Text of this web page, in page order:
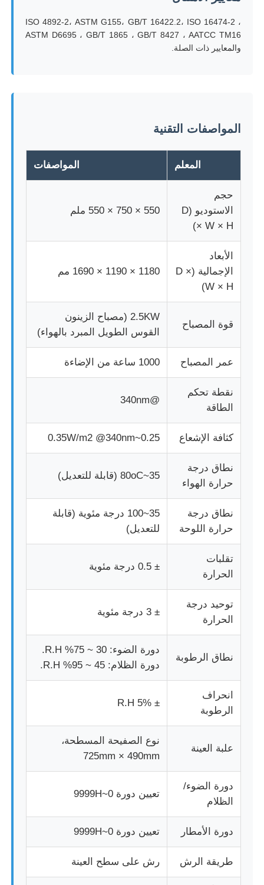
آلة اختبار التأثير
معدات اختبار مواد البناء
معدات اختبار التعبئة
معدات اختبار اللاصق
آلة اختبار النسيج
جهاز التحكم بدرجة الحرارة والرطوبة
اختبار القسوة
ISO 4892-2، ASTM G155، GB/T 16422.2، ISO 16474-2 ،
ASTM D6695 ، GB/T 1865 ، GB/T 8427 ، AATCC TM16
والمعايير ذات الصلة.
المواصفات التقنية
المعلم المواصفات
حجم
الاستوديو (D
× W × H)
550 × 750 × 550 ملم
الأبعاد
الإجمالية (D ×
W × H)
1180 × 1190 × 1690 مم
قوة المصباح
2.5KW (مصباح الزينون
القوس الطويل المبرد بالهواء)
عمر المصباح 1000 ساعة من الإضاءة
نقطة تحكم
الطاقة
@340nm
كثافة الإشعاع 0.25~0.35W/m2 @340nm
نطاق درجة
حرارة الهواء
35~80oC (قابلة للتعديل)
نطاق درجة
حرارة اللوحة
35~100 درجة مئوية (قابلة
للتعديل)
تقلبات
الحرارة
± 0.5 درجة مئوية
توحيد درجة
الحرارة
± 3 درجة مئوية
نطاق الرطوبة
دورة الضوء: 30 ~ 75% R.H.
دورة الظلام: 45 ~ 95% R.H.
انحراف
الرطوبة
± 5% R.H
علبة العينة
نوع الصفيحة المسطحة،
725mm × 490mm
دورة الضوء/
الظلام
تعيين دورة 0~9999H
دورة الأمطار تعيين دورة 0~9999H
طريقة الرش رش على سطح العينة